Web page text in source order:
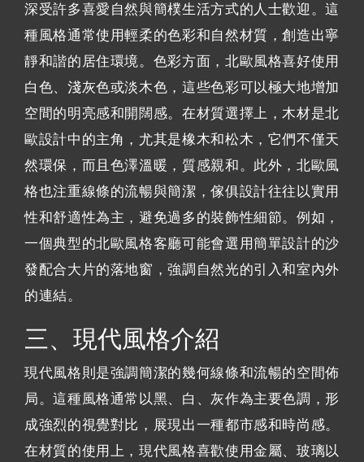
深受許多喜愛自然與簡樸生活方式的人士歡迎。這
種風格通常使用輕柔的色彩和自然材質，創造出寧
靜和諧的居住環境。色彩方面，北歐風格喜好使用
白色、淺灰色或淡木色，這些色彩可以極大地增加
空間的明亮感和開闊感。在材質選擇上，木材是北
歐設計中的主角，尤其是橡木和松木，它們不僅天
然環保，而且色澤溫暖，質感親和。此外，北歐風
格也注重線條的流暢與簡潔，傢俱設計往往以實用
性和舒適性為主，避免過多的裝飾性細節。例如，
一個典型的北歐風格客廳可能會選用簡單設計的沙
發配合大片的落地窗，強調自然光的引入和室內外
的連結。
三、現代風格介紹
現代風格則是強調簡潔的幾何線條和流暢的空間佈
局。這種風格通常以黑、白、灰作為主要色調，形
成強烈的視覺對比，展現出一種都市感和時尚感。
在材質的使用上，現代風格喜歡使用金屬、玻璃以